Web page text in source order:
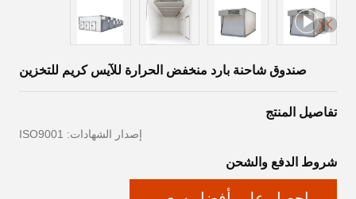
صندوق شاحنة بارد منخفض الحرارة للآيس كريم للتخزين
تفاصيل المنتج
إصدار الشهادات: ISO9001
شروط الدفع والشحن